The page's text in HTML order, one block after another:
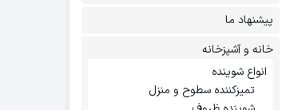
پیشنهاد ما
خانه و آشپزخانه
انواع شوینده
تمیزکننده سطوح و منزل